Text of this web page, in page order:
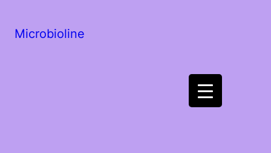
Microbioline